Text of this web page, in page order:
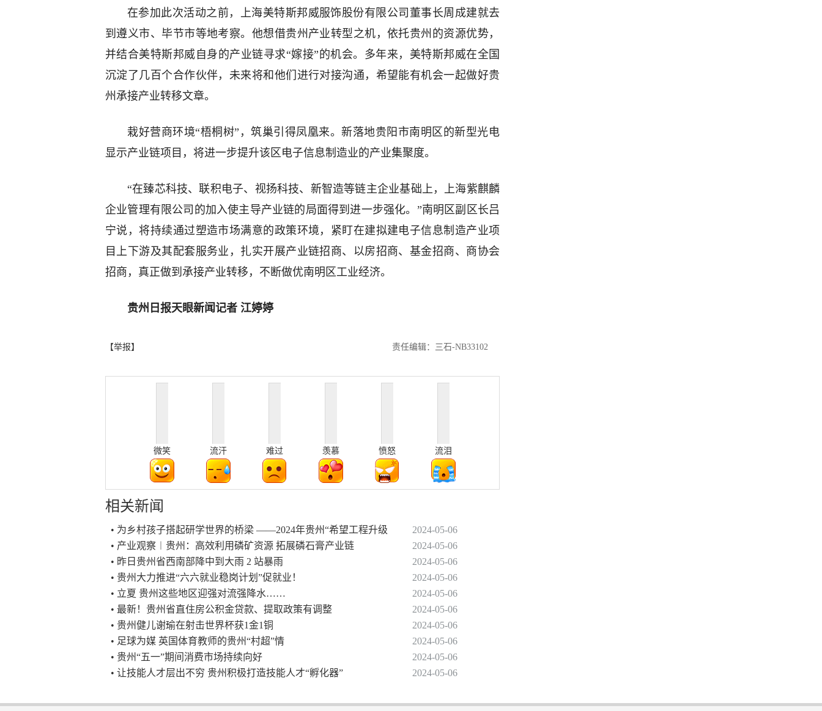
在参加此次活动之前，上海美特斯邦威服饰股份有限公司董事长周成建就去
到遵义市、毕节市等地考察。他想借贵州产业转型之机，依托贵州的资源优势，
并结合美特斯邦威自身的产业链寻求“嫁接”的机会。多年来，美特斯邦威在全国
沉淀了几百个合作伙伴，未来将和他们进行对接沟通，希望能有机会一起做好贵
州承接产业转移文章。
栽好营商环境“梧桐树”，筑巢引得凤凰来。新落地贵阳市南明区的新型光电
显示产业链项目，将进一步提升该区电子信息制造业的产业集聚度。
“在臻芯科技、联积电子、视扬科技、新智造等链主企业基础上，上海紫麒麟
企业管理有限公司的加入使主导产业链的局面得到进一步强化。”南明区副区长吕
宁说，将持续通过塑造市场满意的政策环境，紧盯在建拟建电子信息制造产业项
目上下游及其配套服务业，扎实开展产业链招商、以房招商、基金招商、商协会
招商，真正做到承接产业转移，不断做优南明区工业经济。
贵州日报天眼新闻记者 江婷婷
【举报】 责任编辑：三石-NB33102
微笑 流汗 难过 羡慕 愤怒 流泪
相关新闻
• 为乡村孩子搭起研学世界的桥梁 ——2024年贵州“希望工程升级
2024-05-06
• 产业观察︱贵州：高效利用磷矿资源 拓展磷石膏产业链
2024-05-06
• 昨日贵州省西南部降中到大雨 2 站暴雨
2024-05-06
• 贵州大力推进“六六就业稳岗计划”促就业！
2024-05-06
• 立夏 贵州这些地区迎强对流强降水……
2024-05-06
• 最新！贵州省直住房公积金贷款、提取政策有调整
2024-05-06
• 贵州健儿谢瑜在射击世界杯获1金1铜
2024-05-06
• 足球为媒 英国体育教师的贵州“村超”情
2024-05-06
• 贵州“五一”期间消费市场持续向好
2024-05-06
• 让技能人才层出不穷 贵州积极打造技能人才“孵化器”
2024-05-06